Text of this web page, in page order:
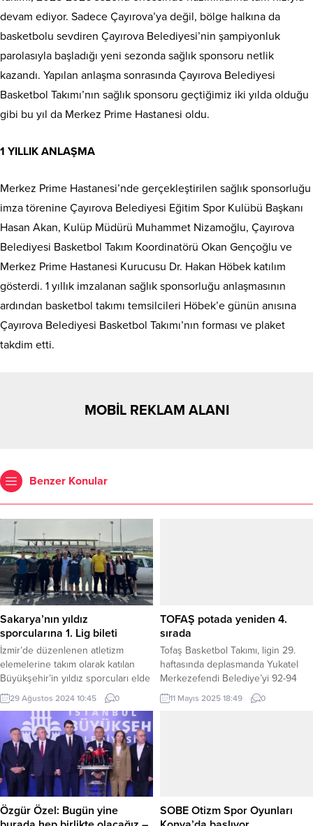
devam ediyor. Sadece Çayırova’ya değil, bölge halkına da
basketbolu sevdiren Çayırova Belediyesi’nin şampiyonluk
parolasıyla başladığı yeni sezonda sağlık sponsoru netlik
kazandı. Yapılan anlaşma sonrasında Çayırova Belediyesi
Basketbol Takımı’nın sağlık sponsoru geçtiğimiz iki yılda olduğu
gibi bu yıl da Merkez Prime Hastanesi oldu.
1 YILLIK ANLAŞMA
Merkez Prime Hastanesi’nde gerçekleştirilen sağlık sponsorluğu
imza törenine Çayırova Belediyesi Eğitim Spor Kulübü Başkanı
Hasan Akan, Kulüp Müdürü Muhammet Nizamoğlu, Çayırova
Belediyesi Basketbol Takım Koordinatörü Okan Gençoğlu ve
Merkez Prime Hastanesi Kurucusu Dr. Hakan Höbek katılım
gösterdi. 1 yıllık imzalanan sağlık sponsorluğu anlaşmasının
ardından basketbol takımı temsilcileri Höbek’e günün anısına
Çayırova Belediyesi Basketbol Takımı’nın forması ve plaket
takdim etti.
MOBİL REKLAM ALANI
Benzer Konular
Sakarya’nın yıldız
sporcularına 1. Lig bileti
İzmir’de düzenlenen atletizm
elemelerine takım olarak katılan
Büyükşehir’in yıldız sporcuları elde
ettiği derecelerle Kulüpler 1.
Ligi’nde mücadele etme hakkı
kazandı. BURSA (İGFA) – Sakarya
Büyükşehir Belediyesi Spor Kulübü
Kadın Atletizm Takımı, İzmir’de
düzenlenen elemelerde
sergiledikleri performansla iki farklı
başarıya imza attı. HEM 1. LİG HEM
DE FEDERASYON DELEGELİĞİ
Birbirinden zorlu mücadelelere...
29 Ağustos 2024 10:45 0
TOFAŞ potada yeniden 4.
sırada
Tofaş Basketbol Takımı, ligin 29.
haftasında deplasmanda Yukatel
Merkezefendi Belediye’yi 92-94
mağlup ederek Bahçeşehir
Koleji’nin haftayı mağlubiyetle
Merkezefendi Belediye Basket’e
konuk oldu. Pamukkale Üniversitesi
11 Mayıs 2025 18:49 0
Özgür Özel: Bugün yine
SOBE Otizm Spor Oyunları